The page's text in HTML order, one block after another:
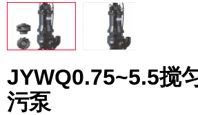
JYWQ0.75~5.5搅
污泵